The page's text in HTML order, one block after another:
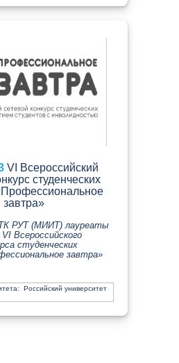
VI Всероссийский
студенческих
завтра»
РУТ (МИИТ) лауреаты
Всероссийского
студенческих
завтра»
Российский университет